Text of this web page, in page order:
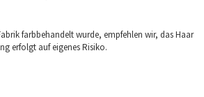
farbbehandelt wurde, empfehlen wir, das Haar
erfolgt auf eigenes Risiko.